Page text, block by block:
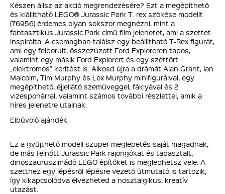
Készen állsz az akció megrendezésére? Ezt a megépíthető
és kiállítható LEGO® Jurassic Park T. rex szökése modellt
(76956) érdemes olyan sokszor megnézni, mint a
fantasztikus Jurassic Park című film jelenetet, ami a szettet
inspirálta. A csomagban találsz egy beállítható T-Rex figurát,
ami egy felborult, összezúzott Ford Exploreren tapos,
valamint egy másik Ford Explorert és egy széttört
„elektromos” kerítést is. Alkosd újra a drámát Alan Grant, Ian
Malcolm, Tim Murphy és Lex Murphy minifiguráival, egy
megépíthető, éjjellátó szemüveggel, fáklyával és 2
vizespohárral, valamint számos további részlettel, amik a
híres jelenetre utalnak.
Elbűvölő ajándék
Ez a gyűjthető modell szuper meglepetés saját magadnak,
de más felnőtt Jurassic Park rajongókat és tapasztalt,
dinoszauruszimádó LEGO építőket is meglephetsz vele. A
szetthez egy lépésről lépésre vezető útmutató is tartozik,
így kikapcsolódva élvezheted a nosztalgikus, kreatív
utazást.